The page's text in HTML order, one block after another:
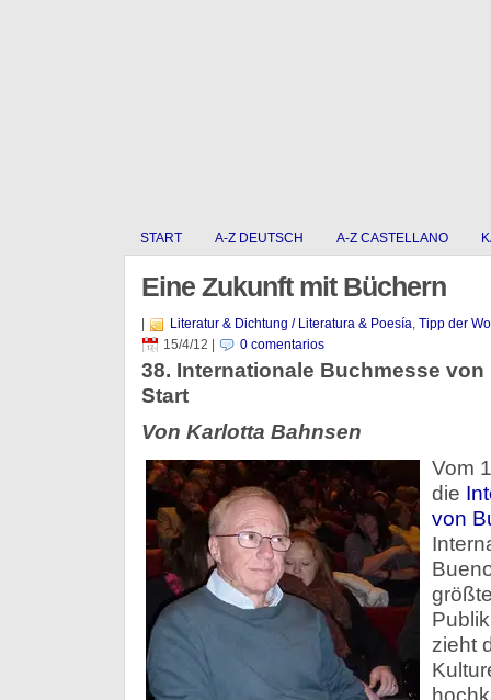
START A-Z DEUTSCH A-Z CASTELLANO
Eine Zukunft mit Büchern
Literatur & Dichtung / Literatura & Poesía, Tipp der
15/4/12
0 comentarios
38. Internationale Buchmesse
Start
Von Karlotta Bahnsen
Vom
die
von
zieht